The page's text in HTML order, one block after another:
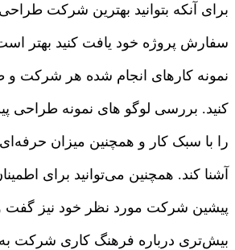
برای آنکه بتوانید بهترین شرکت
سفارش پروژه خود یافت کنید بهتر
نمونه کارهای انجام شده هر شرکت
کنید. بررسی لوگو های نمونه طراحی
را با سبک کار و همچنین میزان
آشنا کند. همچنین می‌توانید برای
پیشین شرکت مورد نظر خود نیز گفت و
بیش‌تری درباره فرهنگ کاری شرکت